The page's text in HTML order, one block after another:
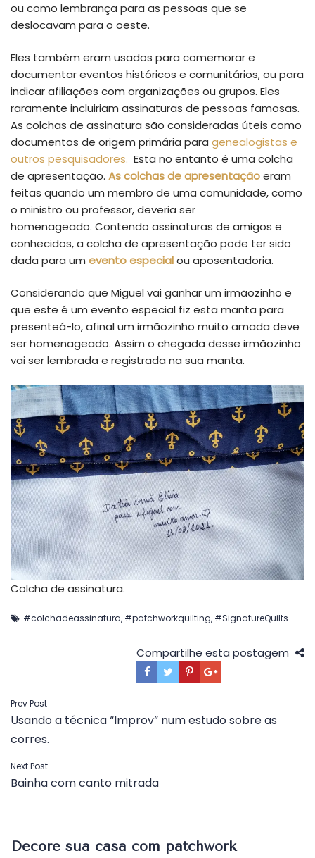
ou como lembrança para as pessoas que se
deslocavam para o oeste.
Eles também eram usados ​​para comemorar e
documentar eventos históricos e comunitários, ou para
indicar afiliações com organizações ou grupos. Eles
raramente incluiriam assinaturas de pessoas famosas.
As colchas de assinatura são consideradas úteis como
documentos de origem primária para genealogistas e
outros pesquisadores. Esta no entanto é uma colcha
de apresentação. As colchas de apresentaçãoeram
feitas quando um membro de uma comunidade, como
o ministro ou professor, deveria ser
homenageado. Contendo assinaturas de amigos e
conhecidos, a colcha de apresentação pode ter sido
dada para um evento especialou aposentadoria.
Considerando que Miguel vai ganhar um irmãozinho e
que este é um evento especial fiz esta manta para
presenteá-lo, afinal um irmãozinho muito amada deve
ser homenageado. Assim o chegada desse irmãozinho
vai ser lembrada e registrada na sua manta.
Colcha de assinatura.
#colchadeassinatura, #patchworkquilting, #SignatureQuilts
Compartilhe esta postagem
Navegação
de
Post
Prev Post
Usando a técnica “Improv” num estudo sobre as
corres.
Next Post
Bainha com canto mitrada
Decore sua casa com patchwork